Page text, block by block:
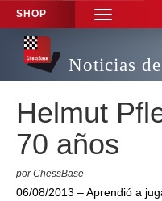
SHOP
TOGGLE
NAVIGATION
Noticias
Helmut
70 años
por ChessBase
06/08/2013 – Aprendió a